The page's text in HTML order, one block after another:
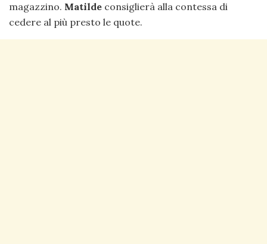
magazzino. Matilde consiglierà alla contessa di
cedere al più presto le quote.